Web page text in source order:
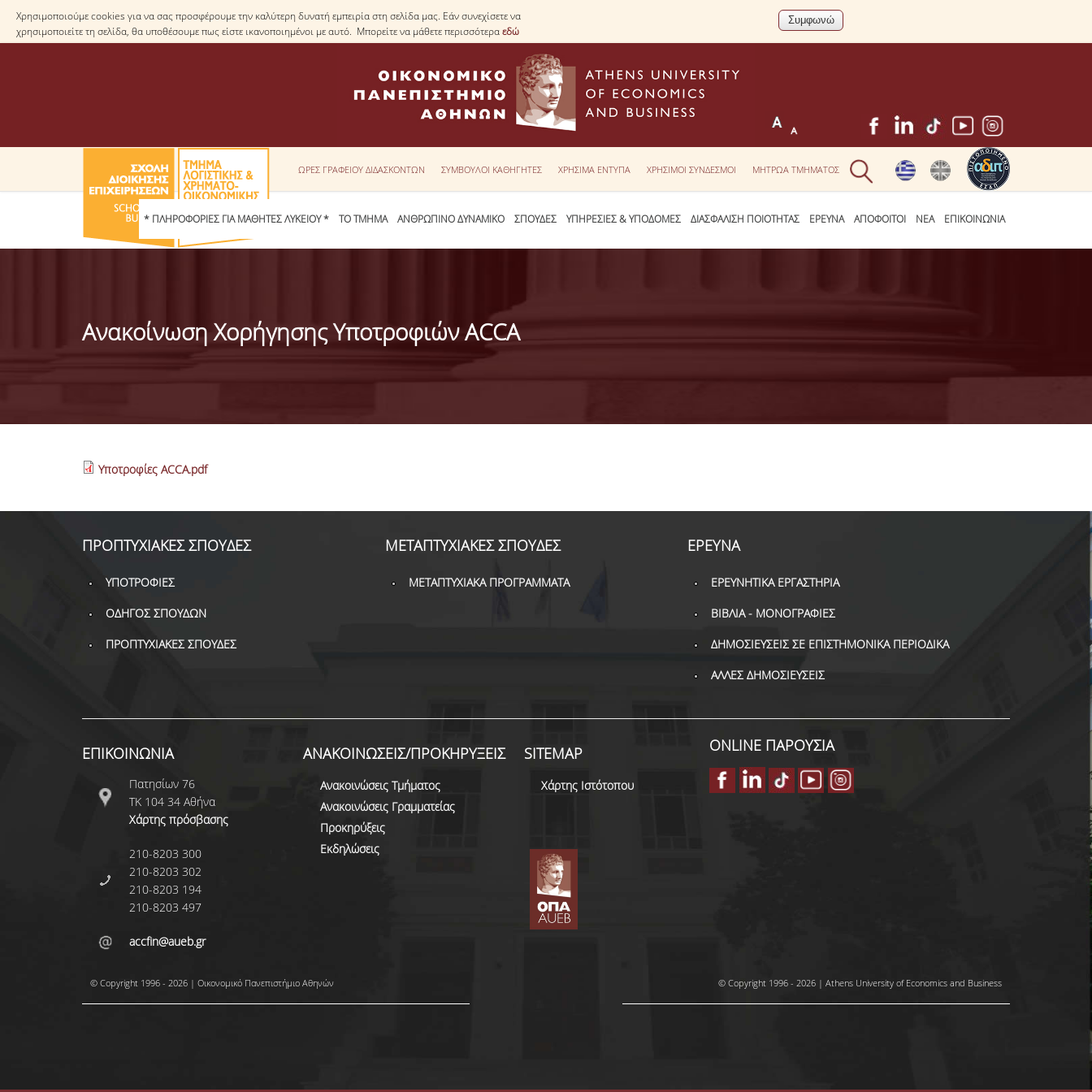
Χρησιμοποιούμε cookies για να σας προσφέρουμε την καλύτερη δυνατή εμπειρία στη σελίδα μας. Εάν συνεχίσετε να
χρησιμοποιείτε τη σελίδα, θα υποθέσουμε πως είστε ικανοποιημένοι με αυτό. Μπορείτε να μάθετε περισσότεραεδώ
ΩΡΕΣ ΓΡΑΦΕΙΟΥ ΔΙΔΑΣΚΟΝΤΩΝ ΣΥΜΒΟΥΛΟΙ ΚΑΘΗΓΗΤΕΣ ΧΡΗΣΙΜΑ ΕΝΤΥΠΑ ΧΡΗΣΙΜΟΙ ΣΥΝΔΕΣΜΟΙ ΜΗΤΡΩΑ ΤΜΗΜΑΤΟΣ
* ΠΛΗΡΟΦΟΡΙΕΣ ΓΙΑ ΜΑΘΗΤΕΣ ΛΥΚΕΙΟΥ * ΤΟ ΤΜΗΜΑ ΑΝΘΡΩΠΙΝΟ ΔΥΝΑΜΙΚΟ ΣΠΟΥΔΕΣ ΥΠΗΡΕΣΙΕΣ & ΥΠΟΔΟΜΕΣ ΔΙΑΣΦΑΛΙΣΗ ΠΟΙΟΤΗΤΑΣ ΕΡΕΥΝΑ ΑΠΟΦΟΙΤΟΙ ΝΕΑ ΕΠΙΚΟΙΝΩΝΙΑ
Ανακοίνωση Χορήγησης Υποτροφιών ACCA
Υποτροφίες ACCA.pdf
ΠΡΟΠΤΥΧΙΑΚΕΣ ΣΠΟΥΔΕΣ
ΥΠΟΤΡΟΦΙΕΣ
ΟΔΗΓΟΣ ΣΠΟΥΔΩΝ
ΠΡΟΠΤΥΧΙΑΚΕΣ ΣΠΟΥΔΕΣ
ΜΕΤΑΠΤΥΧΙΑΚΕΣ ΣΠΟΥΔΕΣ
ΜΕΤΑΠΤΥΧΙΑΚΑ ΠΡΟΓΡΑΜΜΑΤΑ
ΕΡΕΥΝΑ
ΕΡΕΥΝΗΤΙΚΑ ΕΡΓΑΣΤΗΡΙΑ
ΒΙΒΛΙΑ - ΜΟΝΟΓΡΑΦΙΕΣ
ΔΗΜΟΣΙΕΥΣΕΙΣ ΣΕ ΕΠΙΣΤΗΜΟΝΙΚΑ ΠΕΡΙΟΔΙΚΑ
ΑΛΛΕΣ ΔΗΜΟΣΙΕΥΣΕΙΣ
ΕΠΙΚΟΙΝΩΝΙΑ
Πατησίων 76
ΤΚ 104 34 Αθήνα
Χάρτης πρόσβασης
210-8203 300
210-8203 302
210-8203 194
210-8203 497
accfin@aueb.gr
ΑΝΑΚΟΙΝΩΣΕΙΣ/ΠΡΟΚΗΡΥΞΕΙΣ
Ανακοινώσεις Τμήματος
Ανακοινώσεις Γραμματείας
Προκηρύξεις
Εκδηλώσεις
SITEMAP
Χάρτης Ιστότοπου
ONLINE ΠΑΡΟΥΣΙΑ
© Copyright 1996 - 2026 | Οικονομικό Πανεπιστήμιο Αθηνών © Copyright 1996 - 2026 | Athens University of Economics and Business